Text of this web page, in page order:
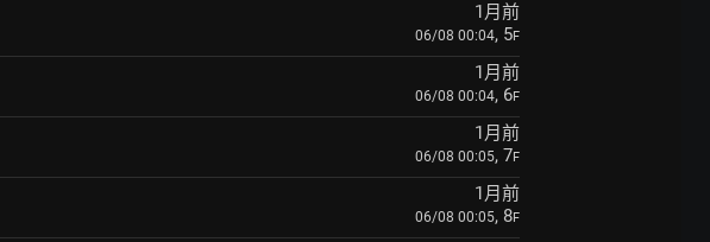
1月前
06/08 00:04, 5F
1月前
06/08 00:04, 6F
1月前
06/08 00:05, 7F
1月前
06/08 00:05, 8F